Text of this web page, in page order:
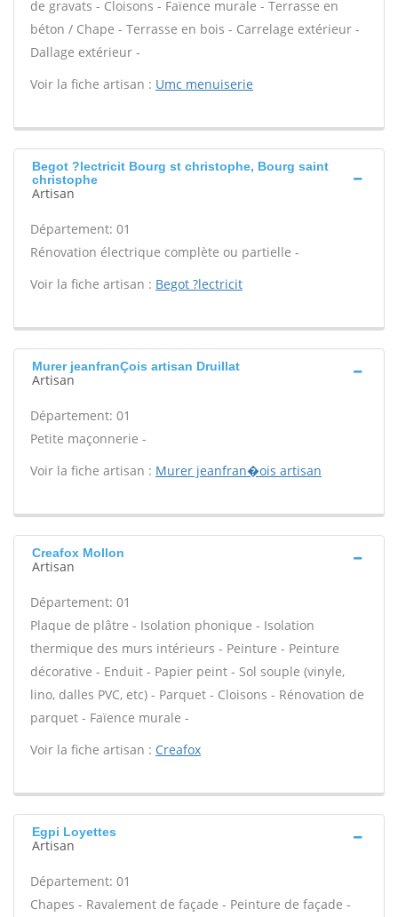
de gravats - Cloisons - Faïence murale - Terrasse en
béton / Chape - Terrasse en bois - Carrelage extérieur -
Dallage extérieur -
Voir la fiche artisan : Umc menuiserie
Begot ?lectricit Bourg st christophe, Bourg saint
christophe
Artisan
Département: 01
Rénovation électrique complète ou partielle -
Voir la fiche artisan : Begot ?lectricit
Murer jeanfranÇois artisan Druillat
Artisan
Département: 01
Petite maçonnerie -
Voir la fiche artisan : Murer jeanfran�ois artisan
Creafox Mollon
Artisan
Département: 01
Plaque de plâtre - Isolation phonique - Isolation
thermique des murs intérieurs - Peinture - Peinture
décorative - Enduit - Papier peint - Sol souple (vinyle,
lino, dalles PVC, etc) - Parquet - Cloisons - Rénovation de
parquet - Faïence murale -
Voir la fiche artisan : Creafox
Egpi Loyettes
Artisan
Département: 01
Chapes - Ravalement de façade - Peinture de façade -